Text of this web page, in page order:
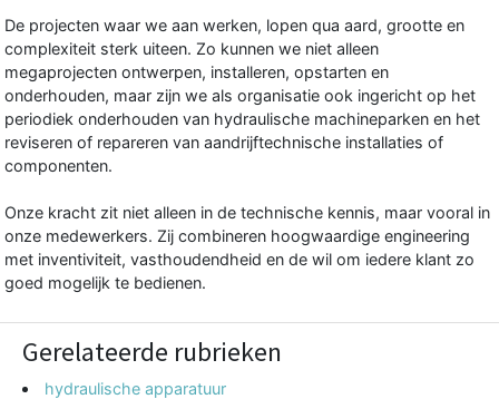
De projecten waar we aan werken, lopen qua aard, grootte en
complexiteit sterk uiteen. Zo kunnen we niet alleen
megaprojecten ontwerpen, installeren, opstarten en
onderhouden, maar zijn we als organisatie ook ingericht op het
periodiek onderhouden van hydraulische machineparken en het
reviseren of repareren van aandrijftechnische installaties of
componenten.
Onze kracht zit niet alleen in de technische kennis, maar vooral in
onze medewerkers. Zij combineren hoogwaardige engineering
met inventiviteit, vasthoudendheid en de wil om iedere klant zo
goed mogelijk te bedienen.
Gerelateerde rubrieken
hydraulische apparatuur